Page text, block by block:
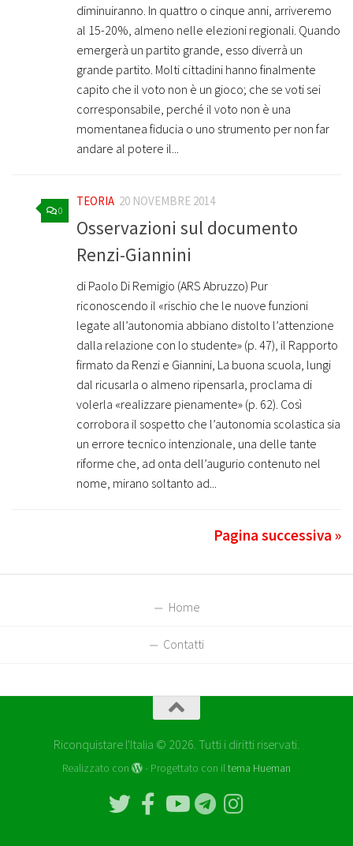
diminuiranno. In quattro o cinque anni, arriveremo
al 15-20%, almeno nelle elezioni regionali. Quando
emergerà un partito grande, esso diverrà un
grande partito. Molti cittadini hanno finalmente
capito che il voto non è un gioco; che se voti sei
corresponsabile, perché il voto non è una
momentanea fiducia o uno strumento per non far
andare al potere il...
0
TEORIA 20 NOVEMBRE 2014
Osservazioni sul documento
Renzi-Giannini
di Paolo Di Remigio (ARS Abruzzo) Pur
riconoscendo il «rischio che le nuove funzioni
legate all’autonomia abbiano distolto l’attenzione
dalla relazione con lo studente» (p. 47), il Rapporto
firmato da Renzi e Giannini, La buona scuola, lungi
dal ricusarla o almeno ripensarla, proclama di
volerla «realizzare pienamente» (p. 62). Così
corrobora il sospetto che l’autonomia scolastica sia
un errore tecnico intenzionale, una delle tante
riforme che, ad onta dell’augurio contenuto nel
nome, mirano soltanto ad...
Pagina successiva »
Home
Contatti
Riconquistare l'Italia © 2026. Tutti i diritti riservati.
Realizzato con - Progettato con iltema Hueman